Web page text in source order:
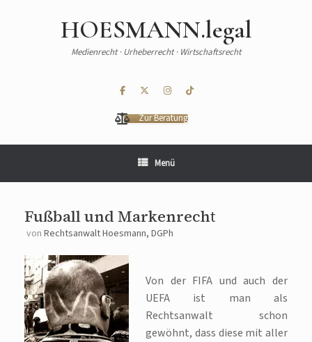
HOESMANN.legal
Medienrecht · Urheberrecht · Wirtschaftsrecht
Zur Beratung
Menü
Fußball und Markenrecht
von Rechtsanwalt Hoesmann, DGPh
Von der FIFA und auch der
UEFA ist man als
Rechtsanwalt schon
gewöhnt, dass diese mit aller